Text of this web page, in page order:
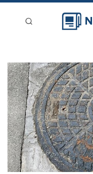
新聞稿分類
登入
刊登